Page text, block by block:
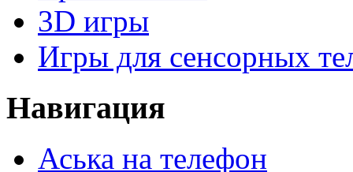
3D игры
Игры для сенсорных
Навигация
Аська на телефон